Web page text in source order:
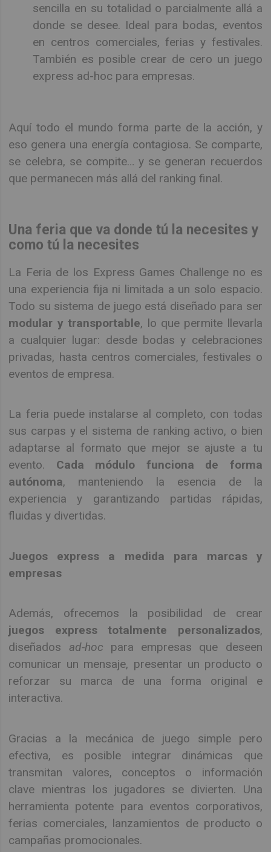
sencilla en su totalidad o parcialmente allá a
donde se desee. Ideal para bodas, eventos
en centros comerciales, ferias y festivales.
También es posible crear de cero un juego
express ad-hoc para empresas.
Aquí todo el mundo forma parte de la acción, y
eso genera una energía contagiosa. Se comparte,
se celebra, se compite… y se generan recuerdos
que permanecen más allá del ranking final.
Una feria que va donde tú la necesites y
como tú la necesites
La Feria de los Express Games Challenge no es
una experiencia fija ni limitada a un solo espacio.
Todo su sistema de juego está diseñado para ser
modular y transportable, lo que permite llevarla
a cualquier lugar: desde bodas y celebraciones
privadas, hasta centros comerciales, festivales o
eventos de empresa.
La feria puede instalarse al completo, con todas
sus carpas y el sistema de ranking activo, o bien
adaptarse al formato que mejor se ajuste a tu
evento. Cada módulo funciona de forma
autónoma, manteniendo la esencia de la
experiencia y garantizando partidas rápidas,
fluidas y divertidas.
Juegos express a medida para marcas y
empresas
Además, ofrecemos la posibilidad de crear
juegos express totalmente personalizados,
diseñados ad-hoc para empresas que deseen
comunicar un mensaje, presentar un producto o
reforzar su marca de una forma original e
interactiva.
Gracias a la mecánica de juego simple pero
efectiva, es posible integrar dinámicas que
transmitan valores, conceptos o información
clave mientras los jugadores se divierten. Una
herramienta potente para eventos corporativos,
ferias comerciales, lanzamientos de producto o
campañas promocionales.